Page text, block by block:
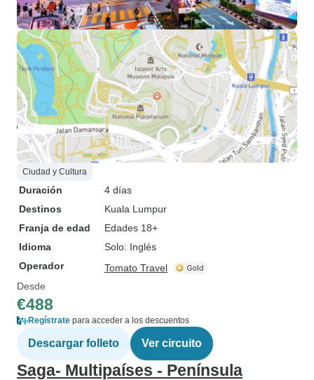
Ciudad y Cultura
Duración
4 días
Destinos
Kuala Lumpur
Franja de edad
Edades 18+
Idioma
Solo: Inglés
Operador
Tomato Travel
Desde
€488
Regístrate para acceder a los descuentos
Descargar folleto Ver circuito
Saga- Multipaíses - Península